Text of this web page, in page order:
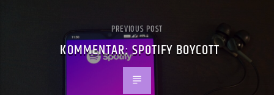
PREVIOUS POST
KOMMENTAR: SPOTIFY BOYCOTT